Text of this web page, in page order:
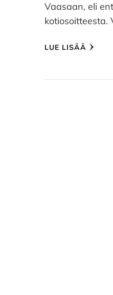
Vaasaan, eli
kotiosoitteesta.
LUE LISÄÄ